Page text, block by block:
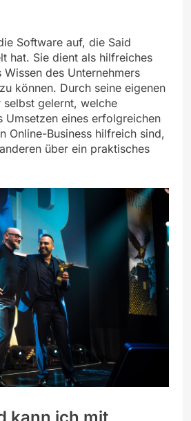
Software auf, die Said
hat. Sie dient als hilfreiches
des Unternehmers
können. Durch seine eigenen
selbst gelernt, welche
Umsetzen eines erfolgreichen
Online-Business hilfreich sind,
über ein praktisches